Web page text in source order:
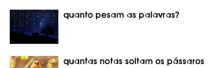
quanto pesam as palavras?
quantas notas soltam os pássaros